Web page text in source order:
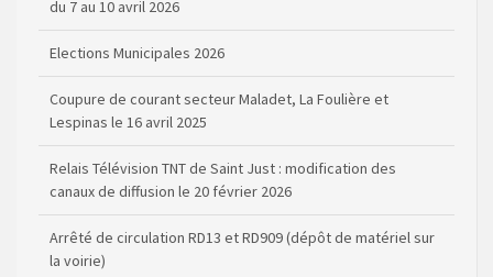
Elections Municipales 2026
Coupure de courant secteur Maladet, La Foulière et
Lespinas le 16 avril 2025
Relais Télévision TNT de Saint Just : modification des
canaux de diffusion le 20 février 2026
Arrêté de circulation RD13 et RD909 (dépôt de matériel sur
la voirie)
Règlementation de la Pêche (dates d’ouverture et